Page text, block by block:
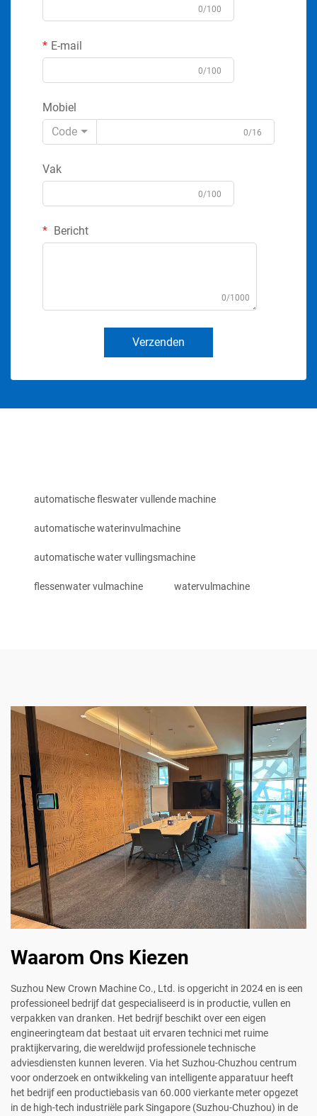
0/100
E-mail
0/100
Mobiel
Code
0/16
Vak
0/100
Bericht
0/1000
Verzenden
automatische fleswater vullende machine
automatische waterinvulmachine
automatische water vullingsmachine
flessenwater vulmachine watervulmachine
Waarom Ons Kiezen
Suzhou New Crown Machine Co., Ltd. is opgericht in 2024 en is een
professioneel bedrijf dat gespecialiseerd is in productie, vullen en
verpakken van dranken. Het bedrijf beschikt over een eigen
engineeringteam dat bestaat uit ervaren technici met ruime
praktijkervaring, die wereldwijd professionele technische
adviesdiensten kunnen leveren. Via het Suzhou-Chuzhou centrum
voor onderzoek en ontwikkeling van intelligente apparatuur heeft
het bedrijf een productiebasis van 60.000 vierkante meter opgezet
in de high-tech industriële park Singapore (Suzhou-Chuzhou) in de